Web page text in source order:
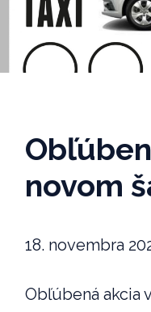
novom
18. novembra
Obľúbená akcia